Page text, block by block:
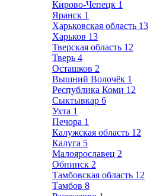
Кирово-Чепецк 1
Яранск 1
Харьковская область 13
Харьков 13
Тверская область 12
Тверь 4
Осташков 2
Вышний Волочёк 1
Республика Коми 12
Сыктывкар 6
Ухта 1
Печора 1
Калужская область 12
Калуга 5
Малоярославец 2
Обнинск 2
Тамбовская область 12
Тамбов 8